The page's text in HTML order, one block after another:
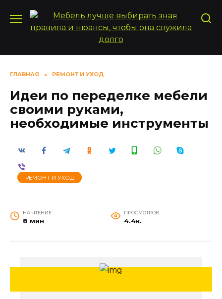
содержанию
ГЛАВНАЯ » РЕМОНТ И УХОД
Идеи по переделке мебели
своими руками,
необходимые инструменты
РЕМОНТ И УХОД
НА ЧТЕНИЕ
8 мин
ПРОСМОТРОВ
4.4к.